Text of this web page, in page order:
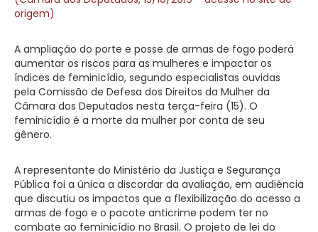
origem)
A ampliação do porte e posse de armas de fogo poderá
aumentar os riscos para as mulheres e impactar os
índices de feminicídio, segundo especialistas ouvidas
pela Comissão de Defesa dos Direitos da Mulher da
Câmara dos Deputados nesta terça-feira (15). O
feminicídio é a morte da mulher por conta de seu
gênero.
A representante do Ministério da Justiça e Segurança
Pública foi a única a discordar da avaliação, em audiência
que discutiu os impactos que a flexibilização do acesso a
armas de fogo e o pacote anticrime podem ter no
combate ao feminicídio no Brasil. O projeto de lei do